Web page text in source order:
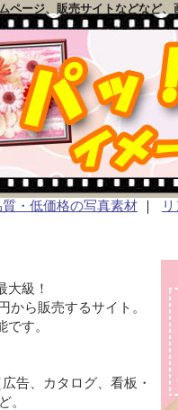
ージ、販売サイトなどなど、
・低価格の写真素材 ｜
大級！
から販売するサイト。
す。
告、カタログ、看板・
。